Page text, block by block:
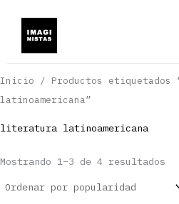
contenido
Inicio / Productos
latinoamericana”
literatura latinoamericana
Mostrando 1–3 de 4 resultados